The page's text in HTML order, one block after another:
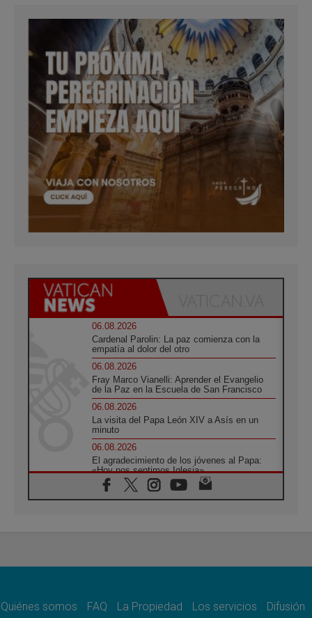
06.08.2026
Cardenal Parolin: La paz comienza con la
empatía al dolor del otro
06.08.2026
Fray Marco Vianelli: Aprender el Evangelio
de la Paz en la Escuela de San Francisco
06.08.2026
La visita del Papa León XIV a Asís en un
minuto
06.08.2026
El agradecimiento de los jóvenes al Papa:
«Hoy nos sentimos Iglesia»
06.08.2026
Líbano: Reanudan los coloquios en Roma en
paz
Quiénes somos FAQ La Propiedad Los servicios Difusión